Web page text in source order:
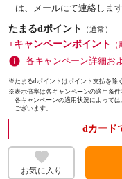
は、メールにて連絡します
たまるdポイント
（通常）
+キャンペーンポイント
各キャンペーン詳細お
※たまるdポイントはポイント支払を除
※表示倍率は各キャンペーンの適用条
各キャンペーンの適用状況によって
ございます。
dカード
お気に入り